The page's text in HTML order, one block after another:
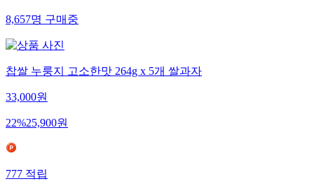
8,657명구매중
찹쌀 누룽지 고소한맛 264g x 5개 쌀과자
33,000원
22%25,900원
777적립